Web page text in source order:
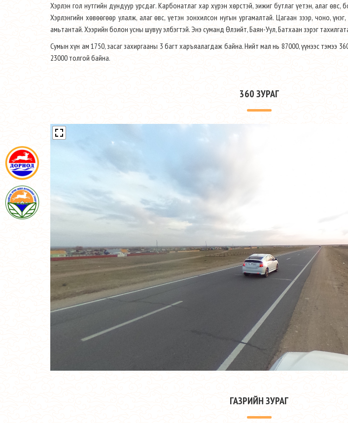
Хэрлэн гол нутгийн дундуур урсдаг. Карбонатлаг хар хүрэн хөрстэй, эижиг бутлаг үетэн, алаг өвс,
Хэрлэнгийн хөвөөгөөр улалж, алаг өвс, үетэн зонхилсон нугын ургамалтай. Цагаан зээр, чоно,
амьтантай. Хээрийн болон усны шувуу элбэгтэй. Энэ суманд Өлзийт, Баян-Уул, Батхаан зэрэг
Сумын хүн ам 1750, засаг захиргааны 3 багт харъяалагдаж байна. Нийт мал нь 87000, үүнээс тэмээ
23000 толгой байна.
360 ЗУРАГ
ГАЗРИЙН ЗУРАГ